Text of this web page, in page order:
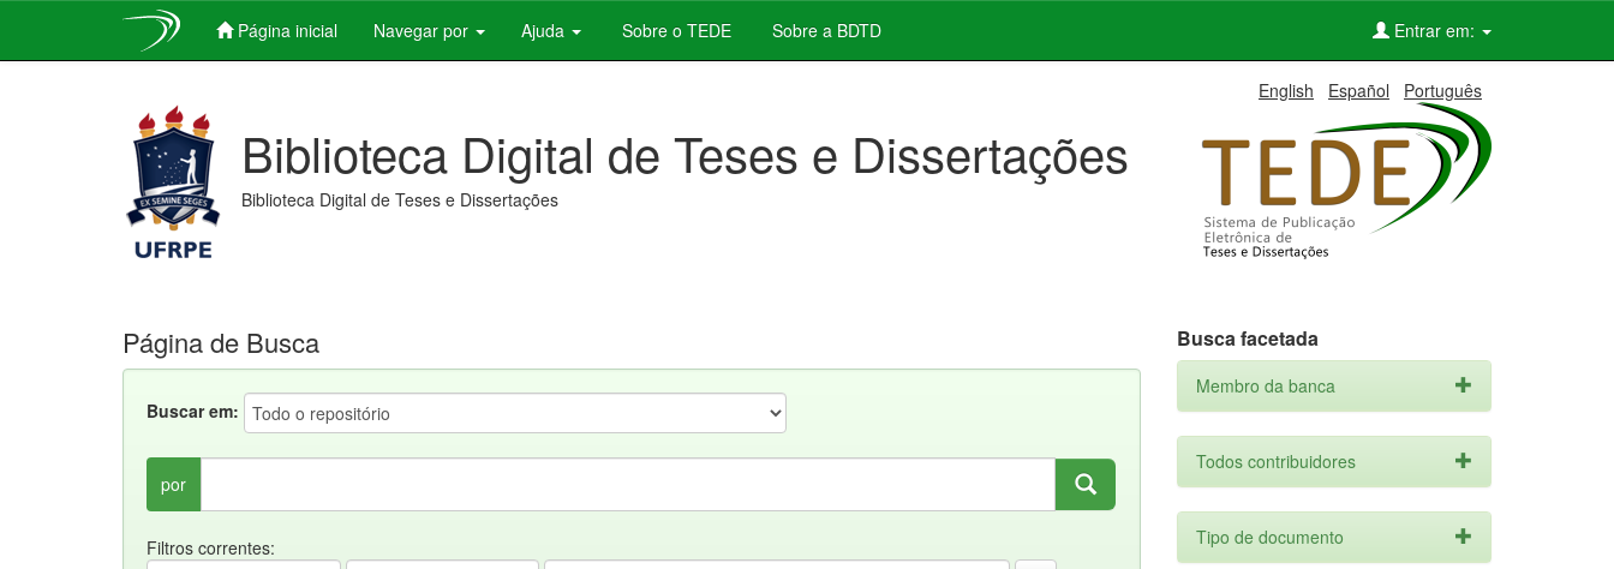
Página inicial Navegar por Ajuda Sobre o TEDE Sobre a BDTD Entrar em:
English Español Português
Biblioteca Digital de Teses e Dissertações
Biblioteca Digital de Teses e Dissertações
Página de Busca
Buscar em:
por
Filtros correntes:
Busca facetada
Membro da banca
Todos contribuidores
Tipo de documento